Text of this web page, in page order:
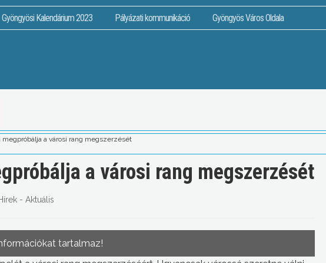
Gyöngyösi Kalendárium 2023 Pályázati kommunikáció Gyöngyös Város Oldala
a városi rang megszerzését
a városi rang megszerzését
- Aktuális
tartalmaz!